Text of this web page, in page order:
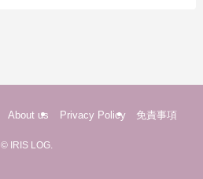
About us Privacy Policy 免責事項
© IRIS LOG.